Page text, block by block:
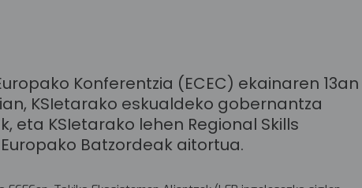
Konferentzia (ECEC) ekainaren 13an
KSIetarako eskualdeko gobernantza
eta KSIetarako lehen Regional Skills
Batzordeak aitortua.